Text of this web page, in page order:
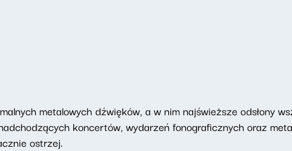
metalowych dźwięków, a w nim najświeższe odsłony
koncertów, wydarzeń fonograficznych oraz
ostrzej.